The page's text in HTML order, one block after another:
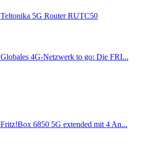
Teltonika 5G Router RUTC50
Globales 4G-Netzwerk to go: Die FRI...
Fritz!Box 6850 5G extended mit 4 An...